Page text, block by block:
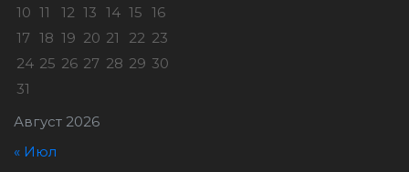
Август 2026
10 11 12 13 14 15 16
17 18 19 20 21 22 23
24 25 26 27 28 29 30
31
« Июл